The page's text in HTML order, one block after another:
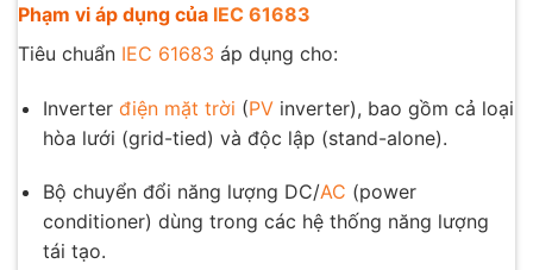
Phạm vi áp dụng của IEC 61683
Tiêu chuẩn IEC 61683 áp dụng cho:
Inverter điện mặt trời (PVinverter), bao gồm cả loại
hòa lưới (grid-tied) và độc lập (stand-alone).
Bộ chuyển đổi năng lượng DC/AC (power
conditioner) dùng trong các hệ thống năng lượng
tái tạo.